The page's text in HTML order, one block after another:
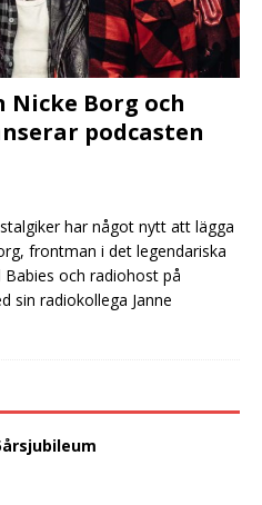
Nicke Borg och
podcasten
har något nytt att lägga
frontman i det legendariska
och radiohost på
sin radiokollega Janne